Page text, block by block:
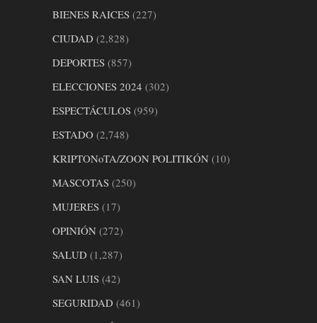
BIENES RAICES (227)
CIUDAD (2,828)
DEPORTES (857)
ELECCIONES 2024 (302)
ESPECTÁCULOS (959)
ESTADO (2,748)
KRIPTONoTA/ZOON POLITIKÓN (10)
MASCOTAS (250)
MUJERES (17)
OPINIÓN (272)
SALUD (1,287)
SAN LUIS (42)
SEGURIDAD (461)